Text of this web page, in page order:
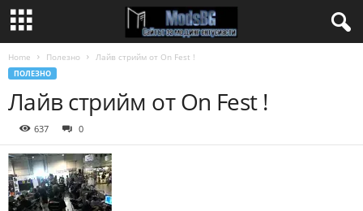
Home Полезно Лайв стрийм от On Fest !
ПОЛЕЗНО
Лайв стрийм от On Fest !
637 0